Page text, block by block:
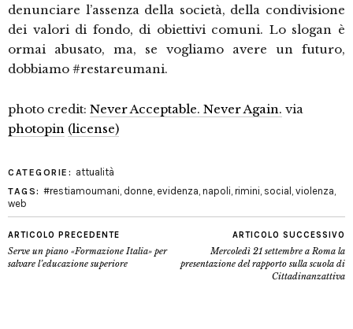
denunciare l’assenza della società, della condivisione
dei valori di fondo, di obiettivi comuni. Lo slogan è
ormai abusato, ma, se vogliamo avere un futuro,
dobbiamo #restareumani.
photo credit: Never Acceptable. Never Again. via
photopin (license)
CATEGORIE: attualità
TAGS: #restiamoumani donne evidenza napoli rimini social violenza
web
ARTICOLO PRECEDENTE
Serve un piano «Formazione Italia» per
salvare l’educazione superiore
ARTICOLO SUCCESSIVO
Mercoledì 21 settembre a Roma la
presentazione del rapporto sulla scuola di
Cittadinanzattiva